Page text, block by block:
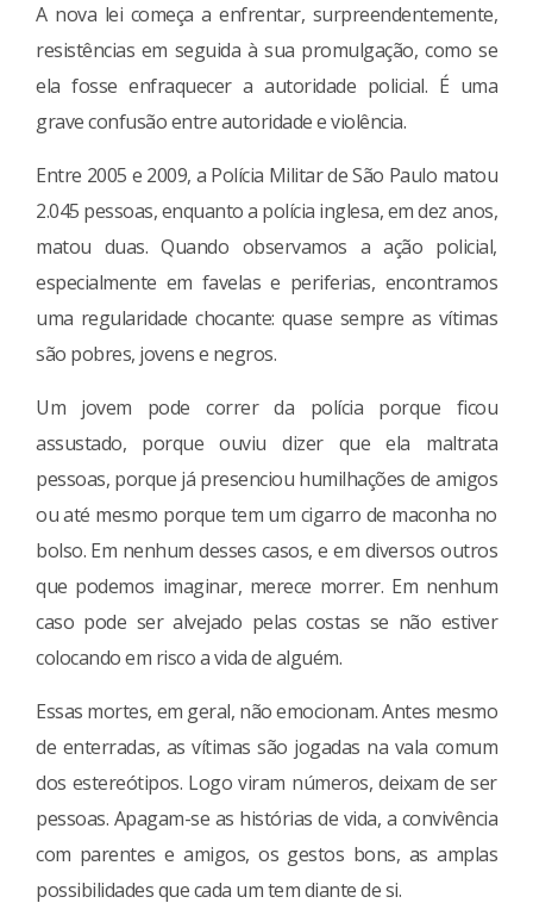
A nova lei começa a enfrentar, surpreendentemente,
resistências em seguida à sua promulgação, como se
ela fosse enfraquecer a autoridade policial. É uma
grave confusão entre autoridade e violência.
Entre 2005 e 2009, a Polícia Militar de São Paulo matou
2.045 pessoas, enquanto a polícia inglesa, em dez anos,
matou duas. Quando observamos a ação policial,
especialmente em favelas e periferias, encontramos
uma regularidade chocante: quase sempre as vítimas
são pobres, jovens e negros.
Um jovem pode correr da polícia porque ficou
assustado, porque ouviu dizer que ela maltrata
pessoas, porque já presenciou humilhações de amigos
ou até mesmo porque tem um cigarro de maconha no
bolso. Em nenhum desses casos, e em diversos outros
que podemos imaginar, merece morrer. Em nenhum
caso pode ser alvejado pelas costas se não estiver
colocando em risco a vida de alguém.
Essas mortes, em geral, não emocionam. Antes mesmo
de enterradas, as vítimas são jogadas na vala comum
dos estereótipos. Logo viram números, deixam de ser
pessoas. Apagam-se as histórias de vida, a convivência
com parentes e amigos, os gestos bons, as amplas
possibilidades que cada um tem diante de si.